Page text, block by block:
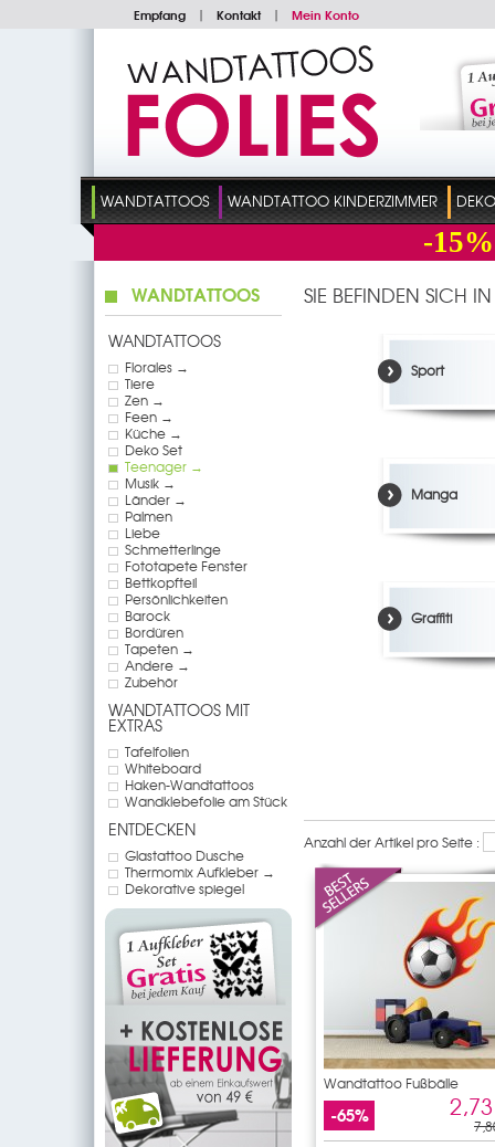
Empfang | Kontakt | Mein Konto
WANDTATTOOS WANDTATTOO KINDERZIMMER
-15%
WANDTATTOOS
WANDTATTOOS
Florales →
Tiere
Zen →
Feen →
Küche →
Deko Set
Teenager →
Musik →
Länder →
Palmen
Liebe
Schmetterlinge
Fototapete Fenster
Bettkopfteil
Persönlichkeiten
Barock
Bordüren
Tapeten →
Andere →
Zubehör
WANDTATTOOS MIT
EXTRAS
Tafelfolien
Whiteboard
Haken-Wandtattoos
Wandklebefolie am Stück
ENTDECKEN
Glastattoo Dusche
Thermomix Aufkleber →
Dekorative spiegel
SIE BEFINDEN SICH
Sport
Manga
Graffiti
Anzahl der Artikel pro Seite :
Wandtattoo Fußbälle
-65%